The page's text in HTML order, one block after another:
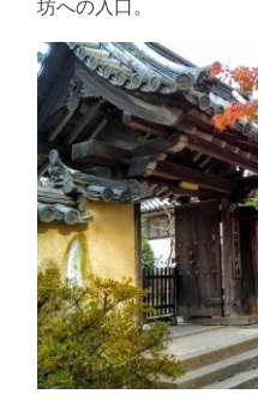
坊への入口。